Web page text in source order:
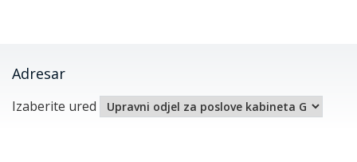
Adresar
Izaberite ured